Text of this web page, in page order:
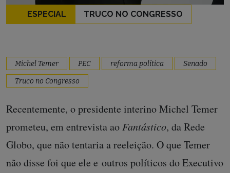
ESPECIAL TRUCO NO CONGRESSO
Michel Temer PEC reforma política
Senado
Truco no Congresso
Recentemente, o presidente interino Michel Temer
prometeu, em entrevista aoFantástico, da Rede
Globo, que não tentaria a reeleição. O que Temer
não disse foi que ele e outros políticos do Executivo